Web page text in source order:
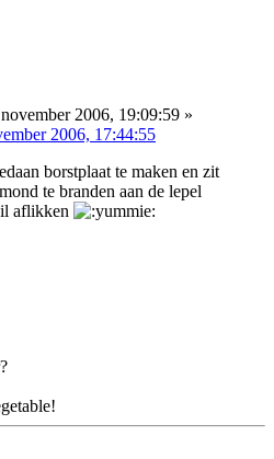
2006, 19:09:59 »
2006, 17:44:55
borstplaat te maken en zit
te branden aan de lepel
aflikken